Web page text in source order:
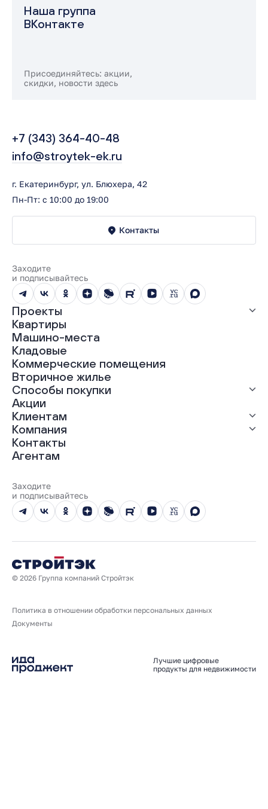
Наша группа
ВКонтакте
Присоединяйтесь: акции,
скидки, новости здесь
+7 (343) 364-40-48
info@stroytek-ek.ru
г. Екатеринбург, ул. Блюхера, 42
Пн-Пт: с 10:00 до 19:00
Контакты
Заходите
и подписывайтесь
Проекты
Все проекты
ЖК «Абрикос»
ЖК «Гравитация»
ЖК «Грин Гарден»
ЖК «Динамика»
ЖК «Мохито»
ЖК «Современник»
ЖК «Янтарная долина»
Квартиры
Машино-места
Кладовые
Коммерческие помещения
Вторичное жилье
Способы покупки
Выгодная ипотека
Рассрочка
Материнский капитал
Трейд-ин
100% оплата
Акции
Клиентам
Ход строительства
Документы
Выдача ключей
Компания
О нас
Карьера
Реализованные проекты
Вопросы и ответы
Новости
Юбилейный год
Контакты
Агентам
Заходите
и подписывайтесь
© 2026 Группа компаний Стройтэк
Политика в отношении обработки персональных данных
Документы
Лучшие цифровые
продукты для недвижимости